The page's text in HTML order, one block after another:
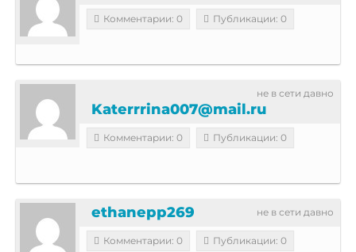
Комментарии: 0 Публикации: 0
не в сети давно
Katerrrina007@mail.ru
Комментарии: 0 Публикации: 0
не в сети давно
ethanepp269
Комментарии: 0 Публикации: 0